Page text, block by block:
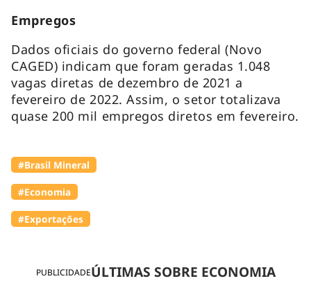
PUBLICIDADEÚLTIMAS SOBRE ECONOMIA
Empregos
Dados oficiais do governo federal (Novo
CAGED) indicam que foram geradas 1.048
vagas diretas de dezembro de 2021 a
fevereiro de 2022. Assim, o setor totalizava
quase 200 mil empregos diretos em fevereiro.
#Brasil Mineral
#Economia
#Exportações